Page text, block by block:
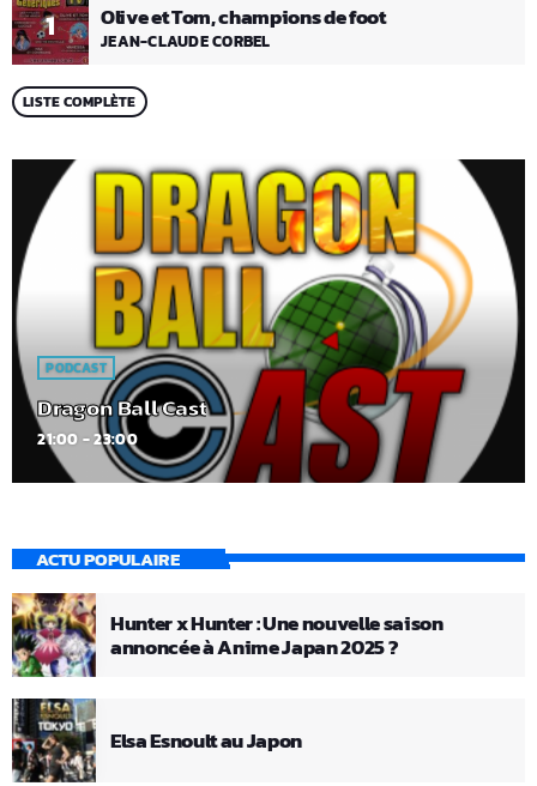
1 Olive et Tom, champions de foot
JEAN-CLAUDE CORBEL
LISTE COMPLÈTE
PODCAST
Dragon Ball Cast
21:00 - 23:00
ACTU POPULAIRE
Hunter x Hunter : Une nouvelle saison
annoncée à Anime Japan 2025 ?
Elsa Esnoult au Japon